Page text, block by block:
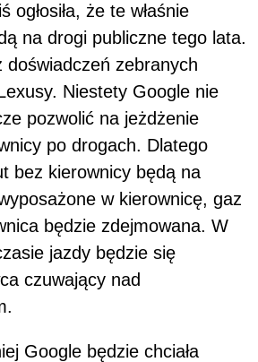
ogłosiła, że te właśnie
na drogi publiczne tego lata.
doświadczeń zebranych
Niestety Google nie
pozwolić na jeżdżenie
po drogach. Dlatego
bez kierownicy będą na
w kierownicę, gaz
będzie zdejmowana. W
jazdy będzie się
czuwający nad
Google będzie chciała